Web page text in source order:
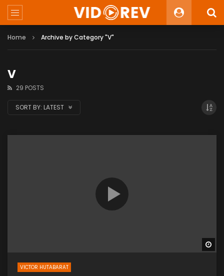
Home Archive by Category "V"
V
29 POSTS
SORT BY: LATEST
VICTOR HUTABARAT